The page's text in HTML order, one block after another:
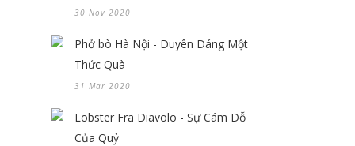
30 Nov 2020
Phở bò Hà Nội - Duyên Dáng Một
Thức Quà
31 Mar 2020
Lobster Fra Diavolo - Sự Cám Dỗ
Của Quỷ